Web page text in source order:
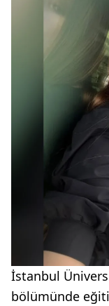
İstanbul
bölümünde